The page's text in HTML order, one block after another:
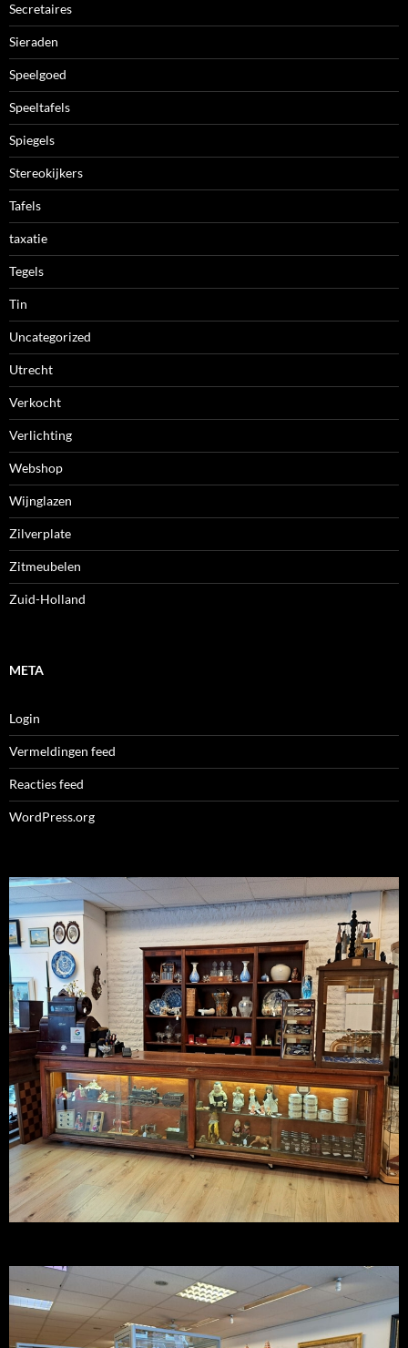
Secretaires
Sieraden
Speelgoed
Speeltafels
Spiegels
Stereokijkers
Tafels
taxatie
Tegels
Tin
Uncategorized
Utrecht
Verkocht
Verlichting
Webshop
Wijnglazen
Zilverplate
Zitmeubelen
Zuid-Holland
META
Login
Vermeldingen feed
Reacties feed
WordPress.org